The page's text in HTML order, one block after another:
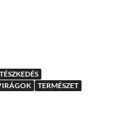
TERMÉSZET